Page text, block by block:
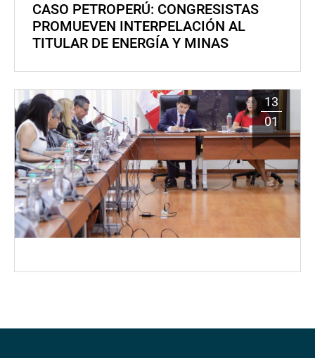
CASO PETROPERÚ: CONGRESISTAS
PROMUEVEN INTERPELACIÓN AL
TITULAR DE ENERGÍA Y MINAS
13
01